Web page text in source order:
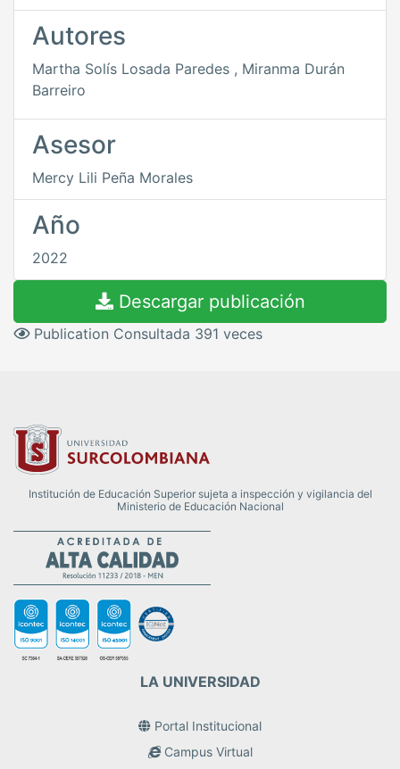
Autores
Martha Solís Losada Paredes , Miranma Durán
Barreiro
Asesor
Mercy Lili Peña Morales
Año
2022
Descargar publicación
Publication Consultada 391 veces
Institución de Educación Superior sujeta a inspección y vigilancia del
Ministerio de Educación Nacional
LA UNIVERSIDAD
Portal Institucional
Campus Virtual